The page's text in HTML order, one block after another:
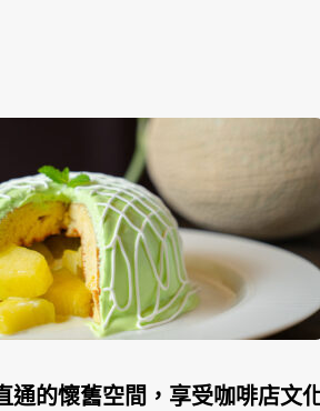
通的懷舊空間，享受咖啡店文